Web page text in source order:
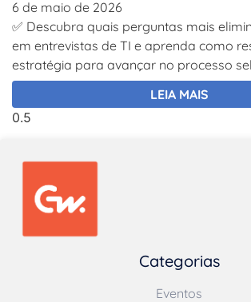
6 de maio de 2026
✅ Descubra quais perguntas mais
em entrevistas de TI e aprenda como
estratégia para avançar no processo
LEIA MAIS
Categorias
Eventos